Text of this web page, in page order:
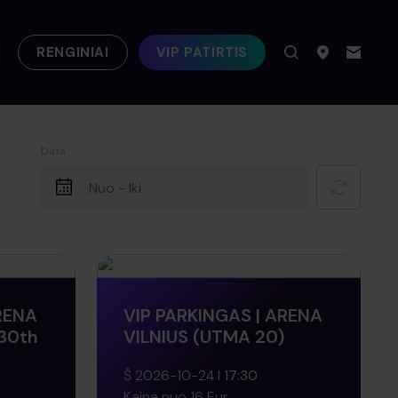
RENGINIAI VIP PATIRTIS
VIP PARKINGAS | ARENA
VILNIUS (UTMA 20)
Š 2026-10-24 17:30